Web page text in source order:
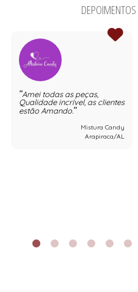
Amei todas as peças,
Qualidade incrível, as clientes
estão Amando.
Mistura Candy
Arapiraca/AL